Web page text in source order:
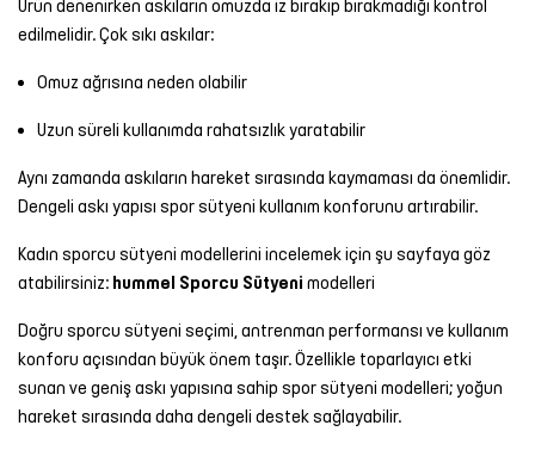
Ürün denenirken askıların omuzda iz bırakıp bırakmadığı kontrol
edilmelidir. Çok sıkı askılar:
Omuz ağrısına neden olabilir
Uzun süreli kullanımda rahatsızlık yaratabilir
Aynı zamanda askıların hareket sırasında kaymaması da önemlidir.
Dengeli askı yapısı spor sütyeni kullanım konforunu artırabilir.
Kadın sporcu sütyeni modellerini incelemek için şu sayfaya göz
atabilirsiniz: hummel Sporcu Sütyeni modelleri
Doğru sporcu sütyeni seçimi, antrenman performansı ve kullanım
konforu açısından büyük önem taşır. Özellikle toparlayıcı etki
sunan ve geniş askı yapısına sahip spor sütyeni modelleri; yoğun
hareket sırasında daha dengeli destek sağlayabilir.